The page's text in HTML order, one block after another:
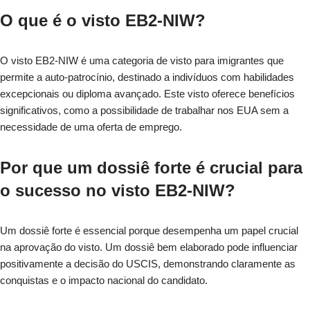
O que é o visto EB2-NIW?
O visto EB2-NIW é uma categoria de visto para imigrantes que
permite a auto-patrocínio, destinado a indivíduos com habilidades
excepcionais ou diploma avançado. Este visto oferece benefícios
significativos, como a possibilidade de trabalhar nos EUA sem a
necessidade de uma oferta de emprego.
Por que um dossiê forte é crucial para
o sucesso no visto EB2-NIW?
Um dossiê forte é essencial porque desempenha um papel crucial
na aprovação do visto. Um dossiê bem elaborado pode influenciar
positivamente a decisão do USCIS, demonstrando claramente as
conquistas e o impacto nacional do candidato.